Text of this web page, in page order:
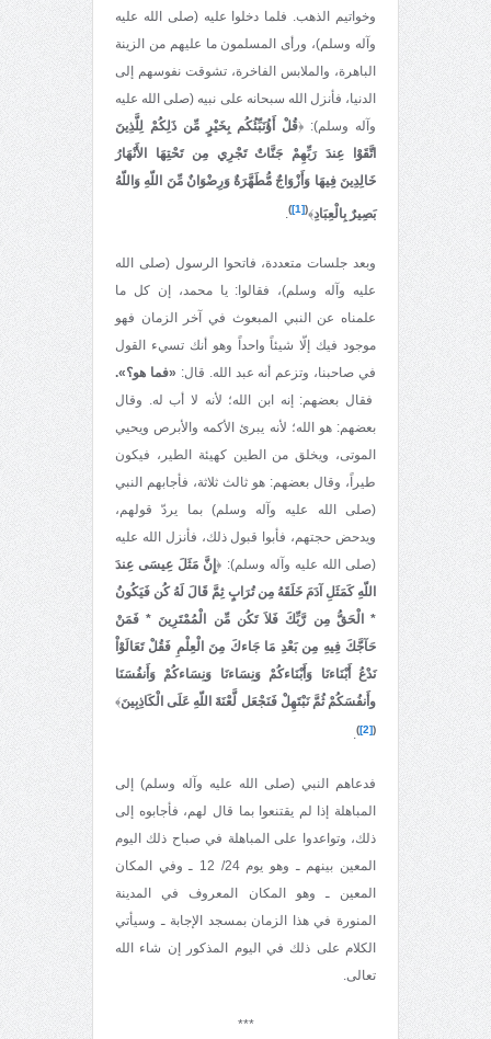
وخواتيم الذهب. فلما دخلوا عليه (صلى الله عليه
وآله وسلم)، ورأى المسلمون ما عليهم من الزينة
الباهرة، والملابس الفاخرة، تشوقت نفوسهم إلى
الدنيا، فأنزل الله سبحانه على نبيه (صلى الله عليه
وآله وسلم): ﴿قُلْ أَؤُنَبِّئُكُم بِخَيْرٍ مِّن ذَلِكُمْ لِلَّذِينَ
اتَّقَوْا عِندَ رَبِّهِمْ جَنَّاتٌ تَجْرِي مِن تَحْتِهَا الأَنْهَارُ
خَالِدِينَ فِيهَا وَأَزْوَاجٌ مُّطَهَّرَةٌ وَرِضْوَانٌ مِّنَ اللّهِ وَاللّهُ
بَصِيرٌ بِالْعِبَادِ﴾(
[1]
)
.
وبعد جلسات متعددة، فاتحوا الرسول (صلى الله
عليه وآله وسلم)، فقالوا: يا محمد، إن كل ما
علمناه عن النبي المبعوث في آخر الزمان فهو
موجود فيك إلّا شيئاً واحداً وهو أنك تسيء القول
في صاحبنا، وتزعم أنه عبد الله. قال: «فما هو؟».
فقال بعضهم: إنه ابن الله؛ لأنه لا أب له. وقال
بعضهم: هو الله؛ لأنه يبرئ الأكمه والأبرص ويحيي
الموتى، ويخلق من الطين كهيئة الطير، فيكون
طيراً، وقال بعضهم: هو ثالث ثلاثة، فأجابهم النبي
(صلى الله عليه وآله وسلم) بما يردّ قولهم،
ويدحض حجتهم، فأبوا قبول ذلك، فأنزل الله عليه
(صلى الله عليه وآله وسلم): ﴿إِنَّ مَثَلَ عِيسَى عِندَ
اللّهِ كَمَثَلِ آدَمَ خَلَقَهُ مِن تُرَابٍ ثِمَّ قَالَ لَهُ كُن فَيَكُونُ
* الْحَقُّ مِن رَّبِّكَ فَلاَ تَكُن مِّن الْمُمْتَرِينَ * فَمَنْ
حَآجَّكَ فِيهِ مِن بَعْدِ مَا جَاءكَ مِنَ الْعِلْمِ فَقُلْ تَعَالَوْاْ
نَدْعُ أَبْنَاءنَا وَأَبْنَاءكُمْ وَنِسَاءنَا وَنِسَاءكُمْ وَأَنفُسَنَا
وأَنفُسَكُمْ ثُمَّ نَبْتَهِلْ فَنَجْعَل لَّعْنَةَ اللّهِ عَلَى الْكَاذِبِينَ﴾
(
[2]
)
.
فدعاهم النبي (صلى الله عليه وآله وسلم) إلى
المباهلة إذا لم يقتنعوا بما قال لهم، فأجابوه إلى
ذلك، وتواعدوا على المباهلة في صباح ذلك اليوم
المعين بينهم ـ وهو يوم 24/ 12 ـ وفي المكان
المعين ـ وهو المكان المعروف في المدينة
المنورة في هذا الزمان بمسجد الإجابة ـ وسيأتي
الكلام على ذلك في اليوم المذكور إن شاء الله
تعالى.
***